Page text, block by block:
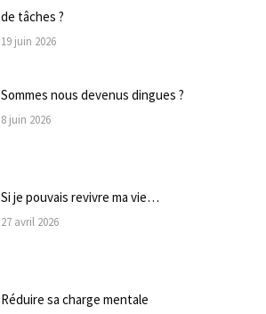
de tâches ?
19 juin 2026
Sommes nous devenus dingues ?
8 juin 2026
Si je pouvais revivre ma vie…
27 avril 2026
Réduire sa charge mentale